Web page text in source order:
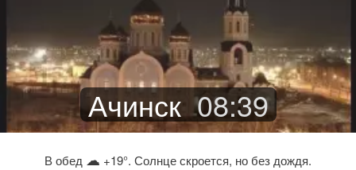
Ачинск 08:39
В обед ☁ +19°. Солнце скроется, но без дождя.